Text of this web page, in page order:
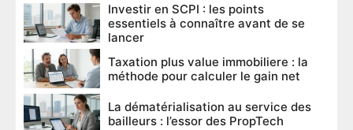
Investir en SCPI : les points
essentiels à connaître avant de se
lancer
Taxation plus value immobiliere : la
méthode pour calculer le gain net
La dématérialisation au service des
bailleurs : l’essor des PropTech